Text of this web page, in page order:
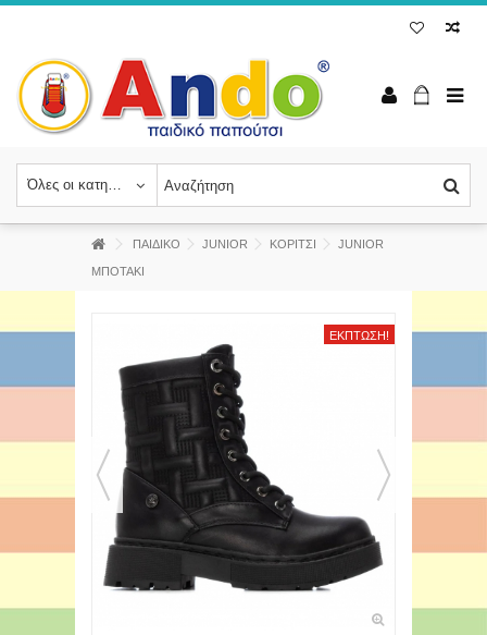
Όλες οι κατηγορίες
ΠΑΙΔΙΚΟ JUNIOR ΚΟΡΙΤΣΙ JUNIOR
ΜΠΟΤΑΚΙ
ΈΚΠΤΩΣΗ!